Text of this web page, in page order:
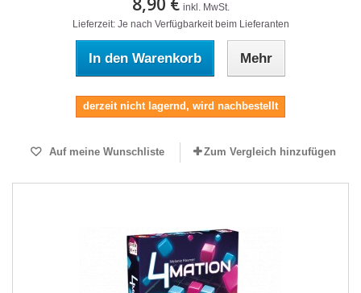
inkl. MwSt.
Lieferzeit: Je nach Verfügbarkeit beim Lieferanten
In den Warenkorb Mehr
derzeit nicht lagernd, wird nachbestellt
Auf meine Wunschliste Zum Vergleich hinzufügen